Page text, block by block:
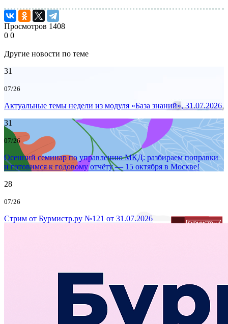
Просмотров 1408
0 0
Другие новости по теме
31
07/26
Актуальные темы недели из модуля «База знаний», 31.07.2026
31
07/26
Осенний семинар по управлению МКД: разбираем поправки
и готовимся к годовому отчёту — 15 октября в Москве!
28
07/26
Стрим от Бурмистр.ру №121 от 31.07.2026